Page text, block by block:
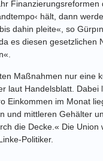
hält, dann
dahin pleite«, so
es diesen gesetzlichen
Maßnahmen nur eine
laut Handelsblatt.
im Monat
und mittleren Gehälter
die Decke.« Die
Politiker.